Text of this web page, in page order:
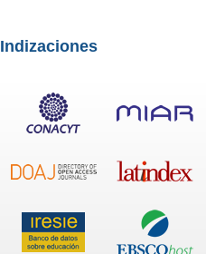
Indizaciones